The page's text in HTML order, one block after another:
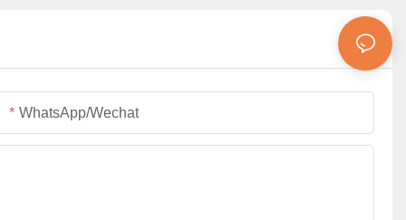
WhatsApp/Wechat